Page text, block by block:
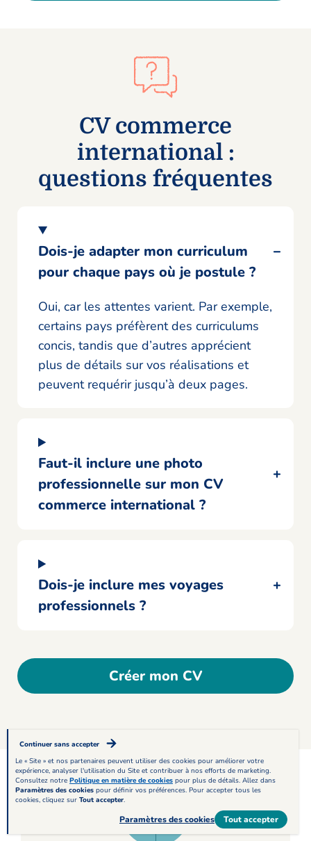
CV commerce
international :
questions fréquentes
Dois-je adapter mon curriculum
pour chaque pays où je postule ?
Oui, car les attentes varient. Par exemple,
certains pays préfèrent des curriculums
concis, tandis que d’autres apprécient
plus de détails sur vos réalisations et
peuvent requérir jusqu’à deux pages.
Faut-il inclure une photo
professionnelle sur mon CV
commerce international ?
Dois-je inclure mes voyages
professionnels ?
Créer mon CV
Continuer sans accepter
Le « Site » et nos partenaires peuvent utiliser des cookies pour améliorer votre
expérience, analyser l'utilisation du Site et contribuer à nos efforts de marketing.
Consultez notre Politique en matière de cookies pour plus de détails. Allez dans
Paramètres des cookies pour définir vos préférences. Pour accepter tous les
cookies, cliquez sur Tout accepter.
Tout accepter
Paramètres des cookies